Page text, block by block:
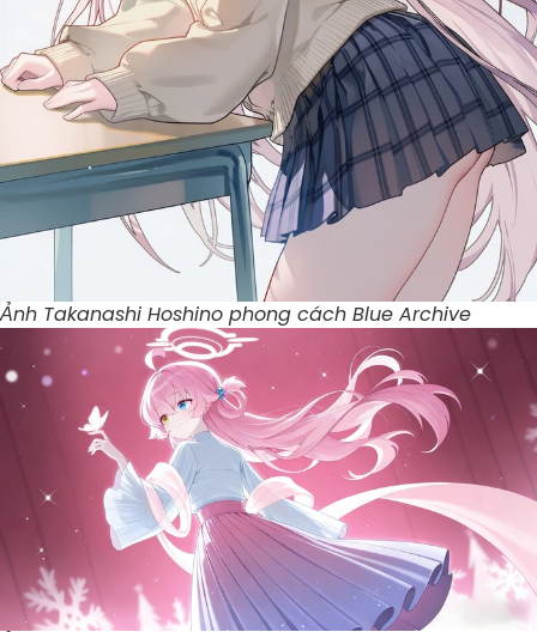
Ảnh Takanashi Hoshino phong cách Blue Archive